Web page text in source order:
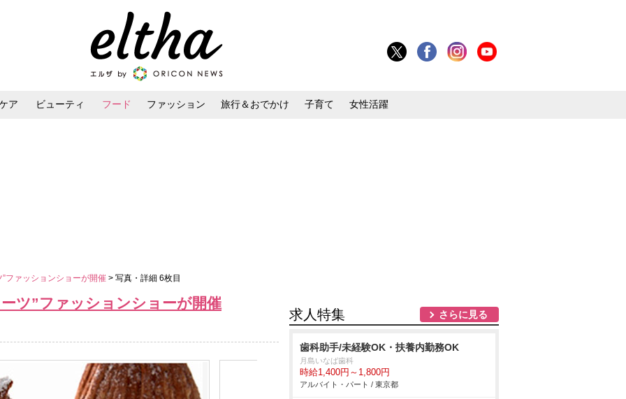
ア ビューティ フード ファッション 旅行＆おでかけ 子育て 女性活躍
ファッションショーが開催 > 写真・詳細 6枚目
ツ”ファッションショーが開催
求人特集 さらに見る
歯科助手/未経験OK・扶養内勤務OK
月島いなば歯科
時給1,400円～1,800円
アルバイト・パート / 東京都